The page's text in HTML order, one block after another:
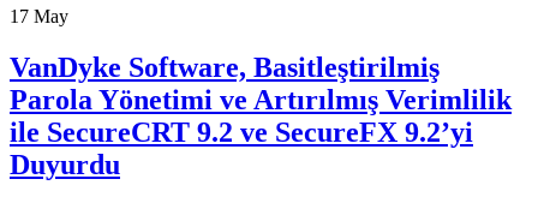
17 May
VanDyke Software, Basitleştirilmiş
Parola Yönetimi ve Artırılmış Verimlilik
ile SecureCRT 9.2 ve SecureFX 9.2’yi
Duyurdu